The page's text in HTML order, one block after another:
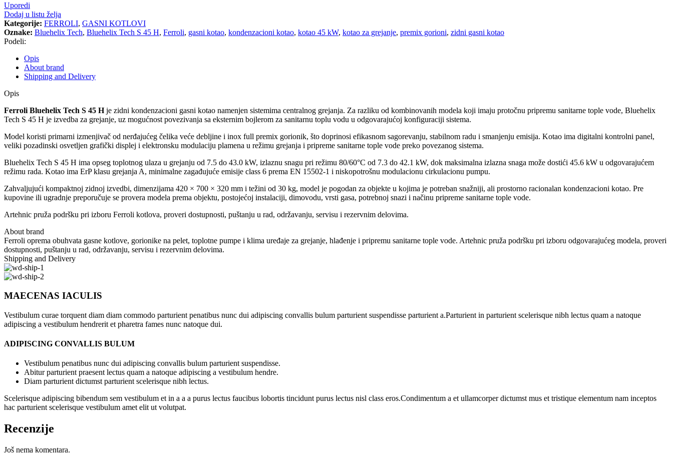
Uporedi
Dodaj u listu želja
Kategorije: FERROLI, GASNI KOTLOVI
Oznake: Bluehelix Tech, Bluehelix Tech S 45 H, Ferroli, gasni kotao, kondenzacioni kotao, kotao 45 kW, kotao za grejanje, premix gorioni, zidni gasni kotao
Podeli:
Opis
About brand
Shipping and Delivery
Opis
Ferroli Bluehelix Tech S 45 Hje zidni kondenzacioni gasni kotao namenjen sistemima centralnog grejanja. Za razliku od kombinovanih modela koji imaju protočnu pripremu sanitarne tople vode, Bluehelix
Tech S 45 H je izvedba za grejanje, uz mogućnost povezivanja sa eksternim bojlerom za sanitarnu toplu vodu u odgovarajućoj konfiguraciji sistema.
Model koristi primarni izmenjivač od nerđajućeg čelika veće debljine i inox full premix gorionik, što doprinosi efikasnom sagorevanju, stabilnom radu i smanjenju emisija. Kotao ima digitalni kontrolni panel,
veliki pozadinski osvetljen grafički displej i elektronsku modulaciju plamena u režimu grejanja i pripreme sanitarne tople vode preko povezanog sistema.
Bluehelix Tech S 45 H ima opseg toplotnog ulaza u grejanju od 7.5 do 43.0 kW, izlaznu snagu pri režimu 80/60°C od 7.3 do 42.1 kW, dok maksimalna izlazna snaga može dostići 45.6 kW u odgovarajućem
režimu rada. Kotao ima ErP klasu grejanja A, minimalne zagađujuće emisije class 6 prema EN 15502-1 i niskopotrošnu modulacionu cirkulacionu pumpu.
Zahvaljujući kompaktnoj zidnoj izvedbi, dimenzijama 420 × 700 × 320 mm i težini od 30 kg, model je pogodan za objekte u kojima je potreban snažniji, ali prostorno racionalan kondenzacioni kotao. Pre
kupovine ili ugradnje preporučuje se provera modela prema objektu, postojećoj instalaciji, dimovodu, vrsti gasa, potrebnoj snazi i načinu pripreme sanitarne tople vode.
Artehnic pruža podršku pri izboru Ferroli kotlova, proveri dostupnosti, puštanju u rad, održavanju, servisu i rezervnim delovima.
About brand
Ferroli oprema obuhvata gasne kotlove, gorionike na pelet, toplotne pumpe i klima uređaje za grejanje, hlađenje i pripremu sanitarne tople vode. Artehnic pruža podršku pri izboru odgovarajućeg modela, proveri
dostupnosti, puštanju u rad, održavanju, servisu i rezervnim delovima.
Shipping and Delivery
MAECENAS IACULIS
Vestibulum curae torquent diam diam commodo parturient penatibus nunc dui adipiscing convallis bulum parturient suspendisse parturient a.Parturient in parturient scelerisque nibh lectus quam a natoque
adipiscing a vestibulum hendrerit et pharetra fames nunc natoque dui.
ADIPISCING CONVALLIS BULUM
Vestibulum penatibus nunc dui adipiscing convallis bulum parturient suspendisse.
Abitur parturient praesent lectus quam a natoque adipiscing a vestibulum hendre.
Diam parturient dictumst parturient scelerisque nibh lectus.
Scelerisque adipiscing bibendum sem vestibulum et in a a a purus lectus faucibus lobortis tincidunt purus lectus nisl class eros.Condimentum a et ullamcorper dictumst mus et tristique elementum nam inceptos
hac parturient scelerisque vestibulum amet elit ut volutpat.
Recenzije
Još nema komentara.